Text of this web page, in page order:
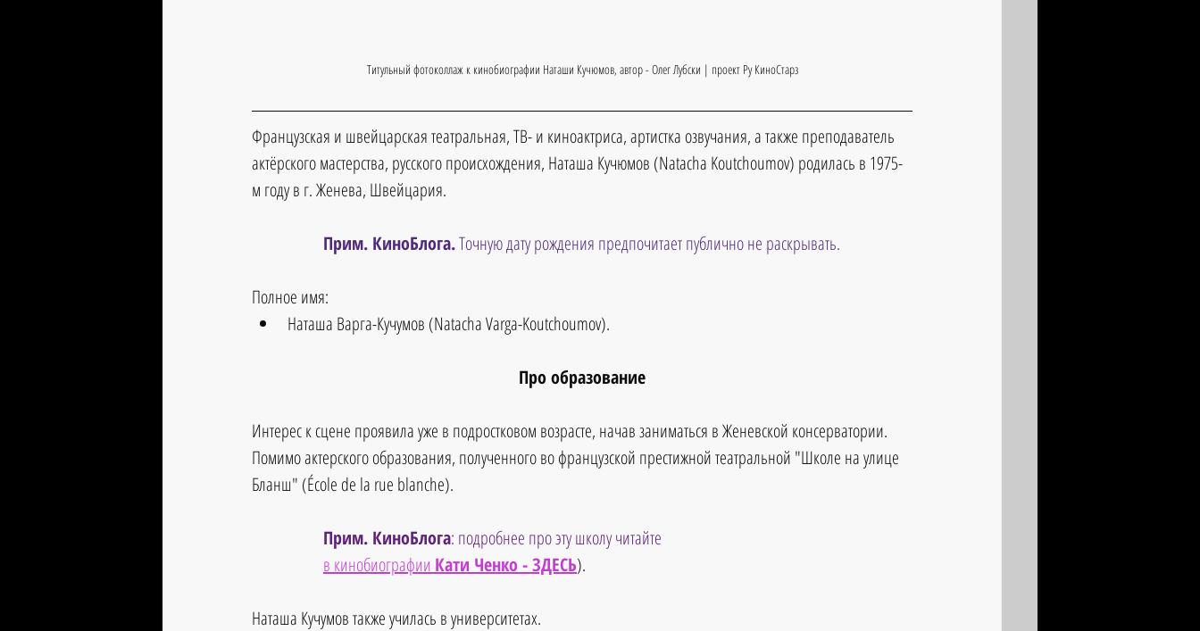
Титульный фотоколлаж к кинобиографии Наташи Кучюмов, автор - Олег Лубски | проект Ру КиноСтарз
Французская и швейцарская театральная, ТВ- и киноактриса, артистка озвучания, а также преподаватель
актёрского мастерства, русского происхождения, Наташа Кучюмов (Natacha Koutchoumov) родилась в 1975-
м году в г. Женева, Швейцария.
Прим. КиноБлога. Точную дату рождения предпочитает публично не раскрывать.
Полное имя:
Наташа Варга-Кучумов (Natacha Varga-Koutchoumov).
Про образование
Интерес к сцене проявила уже в подростковом возрасте, начав заниматься в Женевской консерватории.
Помимо актерского образования, полученного во французской престижной театральной "Школе на улице
Бланш" (École de la rue blanche).
Прим. КиноБлога: подробнее про эту школу читайте
в кинобиографии Кати Ченко - ЗДЕСЬ).
Наташа Кучумов также училась в университетах.